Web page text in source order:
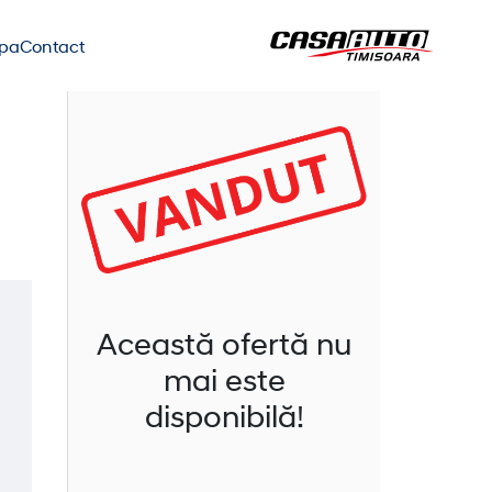
Contact
Această ofertă nu
mai este
disponibilă!